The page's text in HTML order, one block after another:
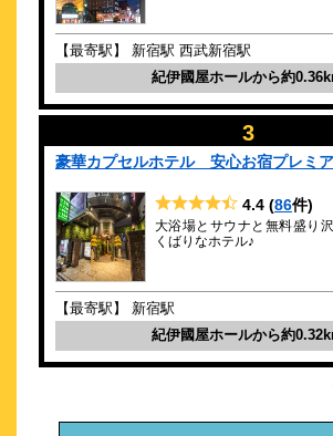
8月限定お天気気まぐれキャンペーン
約 0.43
ホテルサンライト新宿
\4,455～
3.8点 (34件)
新宿のビジネス・ショッピング街に近接し、
約 0.44 km
HOTEL GROOVE
クチコミ
２０２３年５月１９日（金）新規開業
\3,150～
【最寄駅】 新宿駅 西武新宿駅
紀伊國屋ホールから約
3
豪華カプセルホテル 安心お宿プレミ
4.4 (86件)
大浴場とサウナと無料盛り
くばりなホテル♪
【最寄駅】 新宿駅
紀伊國屋ホールから約